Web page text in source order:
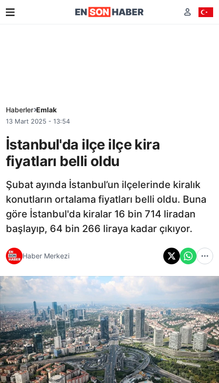
Haberler Emlak
13 Mart 2025 - 13:54
İstanbul'da ilçe ilçe kira
fiyatları belli oldu
Şubat ayında İstanbul’un ilçelerinde kiralık
konutların ortalama fiyatları belli oldu. Buna
göre İstanbul'da kiralar 16 bin 714 liradan
başlayıp, 64 bin 266 liraya kadar çıkıyor.
Haber Merkezi